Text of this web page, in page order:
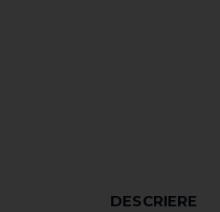
DESCRIERE